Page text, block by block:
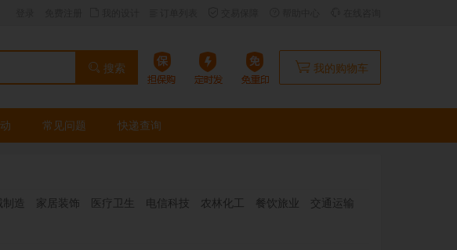
搜索 我的购物车
常见问题 快递查询
制造 家居装饰 医疗卫生 电信科技 农林化工 餐饮旅业 交通运输